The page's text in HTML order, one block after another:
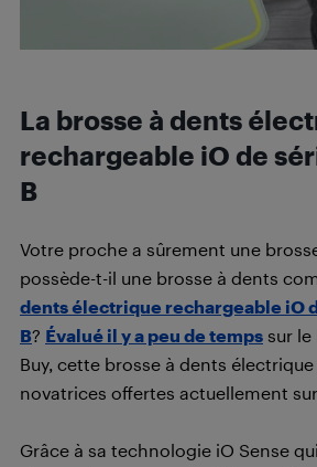
La brosse à dents
rechargeable iO de
B
Votre proche a sûrement une
possède-t-il une brosse à dents
dents électrique rechargeable iO
B? Évalué il y a peu de temps sur le
Buy, cette brosse à dents électrique
novatrices offertes actuellement
Grâce à sa technologie iO Sense